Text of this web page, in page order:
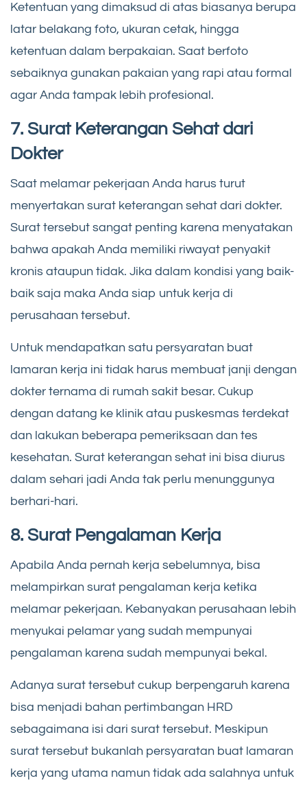
Ketentuan yang dimaksud di atas biasanya berupa
latar belakang foto, ukuran cetak, hingga
ketentuan dalam berpakaian. Saat berfoto
sebaiknya gunakan pakaian yang rapi atau formal
agar Anda tampak lebih profesional.
7. Surat Keterangan Sehat dari
Dokter
Saat melamar pekerjaan Anda harus turut
menyertakan surat keterangan sehat dari dokter.
Surat tersebut sangat penting karena menyatakan
bahwa apakah Anda memiliki riwayat penyakit
kronis ataupun tidak. Jika dalam kondisi yang baik-
baik saja maka Anda siap untuk kerja di
perusahaan tersebut.
Untuk mendapatkan satu persyaratan buat
lamaran kerja ini tidak harus membuat janji dengan
dokter ternama di rumah sakit besar. Cukup
dengan datang ke klinik atau puskesmas terdekat
dan lakukan beberapa pemeriksaan dan tes
kesehatan. Surat keterangan sehat ini bisa diurus
dalam sehari jadi Anda tak perlu menunggunya
berhari-hari.
8. Surat Pengalaman Kerja
Apabila Anda pernah kerja sebelumnya, bisa
melampirkan surat pengalaman kerja ketika
melamar pekerjaan. Kebanyakan perusahaan lebih
menyukai pelamar yang sudah mempunyai
pengalaman karena sudah mempunyai bekal.
Adanya surat tersebut cukup berpengaruh karena
bisa menjadi bahan pertimbangan HRD
sebagaimana isi dari surat tersebut. Meskipun
surat tersebut bukanlah persyaratan buat lamaran
kerja yang utama namun tidak ada salahnya untuk